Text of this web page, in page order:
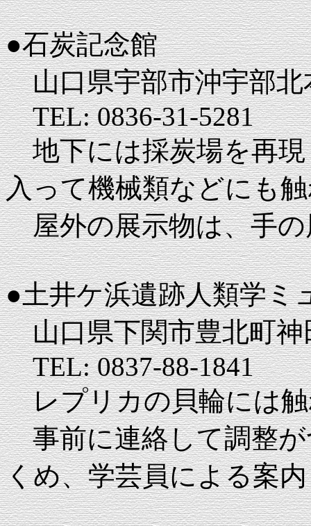
●石炭記念館
山口県宇部市沖宇部北
TEL: 0836-31-5281
地下には採炭場を再現
入って機械類などにも
屋外の展示物は、手の
●土井ケ浜遺跡人類学ミ
山口県下関市豊北町神
TEL: 0837-88-1841
レプリカの貝輪には触
事前に連絡して調整が
くめ、学芸員による案